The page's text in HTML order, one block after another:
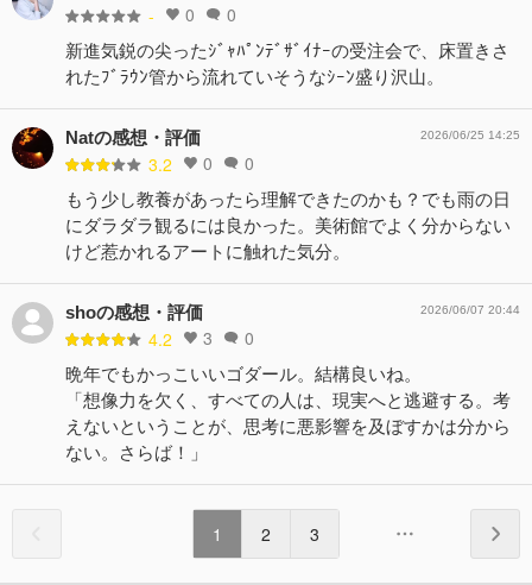
- 0 0
新進気鋭の尖ったｼﾞｬﾊﾟﾝﾃﾞｻﾞｲﾅｰの受注会で、床置きさ
れたﾌﾞﾗｳﾝ管から流れていそうなｼｰﾝ盛り沢山。
Natの感想・評価
3.2 0 0
2026/06/25 14:25
もう少し教養があったら理解できたのかも？でも雨の日
にダラダラ観るには良かった。美術館でよく分からない
けど惹かれるアートに触れた気分。
shoの感想・評価
4.2 3 0
2026/06/07 20:44
晩年でもかっこいいゴダール。結構良いね。
「想像力を欠く、すべての人は、現実へと逃避する。考
えないということが、思考に悪影響を及ぼすかは分から
ない。さらば！」
1 2 3